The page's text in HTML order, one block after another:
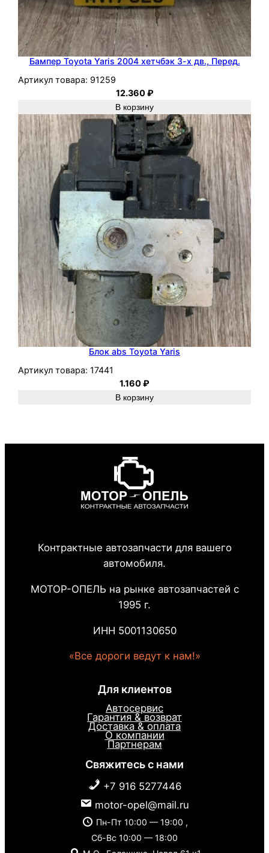
Бампер Toyota Yaris 2004 хетчбэк 3-х дв., Перед.
Артикул товара: 91259
12.360₽
В корзину
Блок abs Toyota Yaris
Артикул товара: 17441
1.160₽
В корзину
Контрактные автозапчасти для вашего
автомобиля.
МОТОР-ОПЕЛЬ на рынке автозапчастей с
1995 г.
ИНН 5001130650
«Все дороги ведут к нам!»
Для клиентов
Автосервис
Гарантия & возврат
Доставка & оплата
О компании
Партнерам
Свяжитесь с нами
+7 916 5277446
motor-opel@mail.ru
Пн-Пт 10:00 — 19:00 ,
Сб-Вс 10:00 — 18:00